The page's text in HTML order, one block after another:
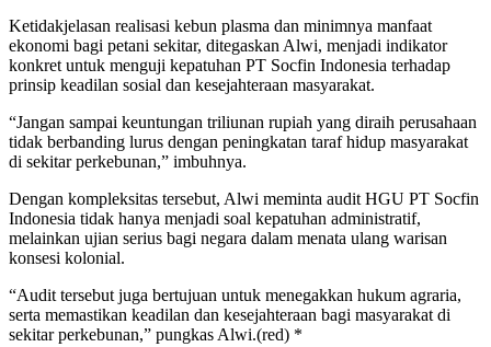
Ketidakjelasan realisasi kebun plasma dan minimnya manfaat
ekonomi bagi petani sekitar, ditegaskan Alwi, menjadi indikator
konkret untuk menguji kepatuhan PT Socfin Indonesia terhadap
prinsip keadilan sosial dan kesejahteraan masyarakat.
“Jangan sampai keuntungan triliunan rupiah yang diraih perusahaan
tidak berbanding lurus dengan peningkatan taraf hidup masyarakat
di sekitar perkebunan,” imbuhnya.
Dengan kompleksitas tersebut, Alwi meminta audit HGU PT Socfin
Indonesia tidak hanya menjadi soal kepatuhan administratif,
melainkan ujian serius bagi negara dalam menata ulang warisan
konsesi kolonial.
“Audit tersebut juga bertujuan untuk menegakkan hukum agraria,
serta memastikan keadilan dan kesejahteraan bagi masyarakat di
sekitar perkebunan,” pungkas Alwi.(red) *